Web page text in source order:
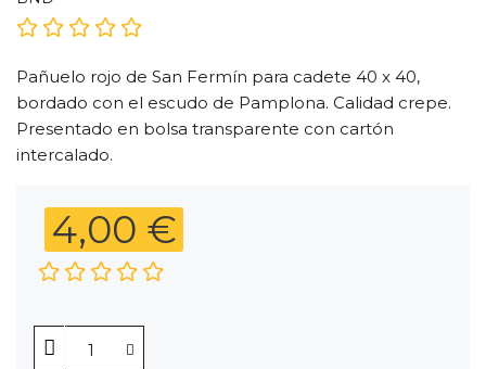
Pañuelo rojo de San Fermín para cadete 40 x 40,
bordado con el escudo de Pamplona. Calidad crepe.
Presentado en bolsa transparente con cartón
intercalado.
4,00 €